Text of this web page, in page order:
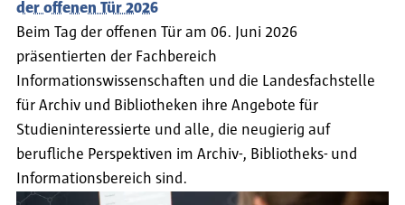
der offenen Tür 2026
Beim Tag der offenen Tür am 06. Juni 2026
präsentierten der Fachbereich
Informationswissenschaften und die Landesfachstelle
für Archiv und Bibliotheken ihre Angebote für
Studieninteressierte und alle, die neugierig auf
berufliche Perspektiven im Archiv-, Bibliotheks- und
Informationsbereich sind.